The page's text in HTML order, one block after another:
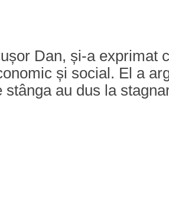
Dan, și-a exprimat
și social. El a
au dus la